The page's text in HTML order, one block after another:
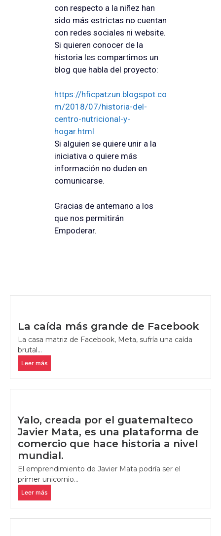
con respecto a la niñez han
sido más estrictas no cuentan
con redes sociales ni website.
Si quieren conocer de la
historia les compartimos un
blog que habla del proyecto:
https://hficpatzun.blogspot.co
m/2018/07/historia-del-
centro-nutricional-y-
hogar.html
Si alguien se quiere unir a la
iniciativa o quiere más
información no duden en
comunicarse.
Gracias de antemano a los
que nos permitirán
Empoderar.
La caída más grande de Facebook
La casa matriz de Facebook, Meta, sufría una caída
brutal...
Leer más
Yalo, creada por el guatemalteco
Javier Mata, es una plataforma de
comercio que hace historia a nivel
mundial.
El emprendimiento de Javier Mata podría ser el
primer unicornio...
Leer más